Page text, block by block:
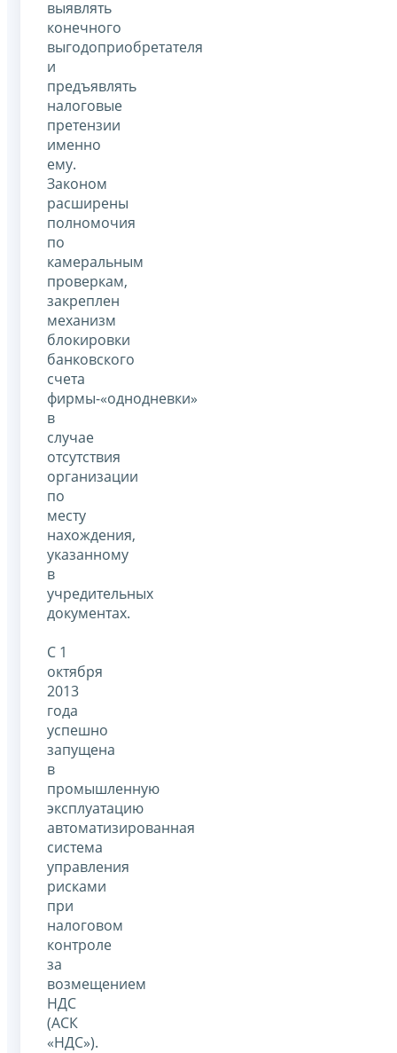
выявлять
конечного
выгодоприобретателя
и
предъявлять
налоговые
претензии
именно
ему.
Законом
расширены
полномочия
по
камеральным
проверкам,
закреплен
механизм
блокировки
банковского
счета
фирмы-«однодневки»
в
случае
отсутствия
организации
по
месту
нахождения,
указанному
в
учредительных
документах.
С 1
октября
2013
года
успешно
запущена
в
промышленную
эксплуатацию
автоматизированная
система
управления
рисками
при
налоговом
контроле
за
возмещением
НДС
(АСК
«НДС»).